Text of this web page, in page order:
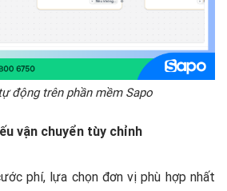
động trên phần mềm Sapo
vận chuyển tùy chỉnh
phí, lựa chọn đơn vị phù hợp nhất